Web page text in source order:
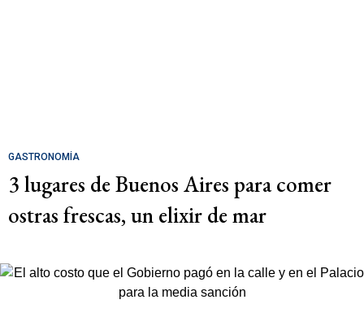
GASTRONOMÍA
3 lugares de Buenos Aires para comer
ostras frescas, un elixir de mar